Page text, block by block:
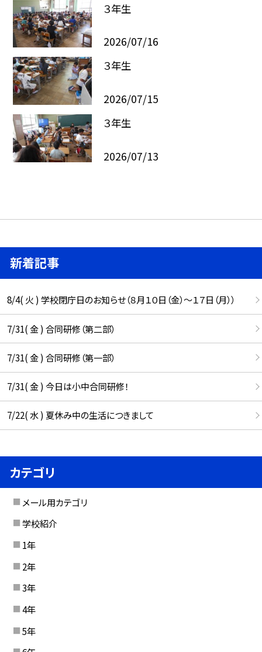
３年生
2026/07/16
３年生
2026/07/15
３年生
2026/07/13
新着記事
8/4( 火 ) 学校閉庁日のお知らせ（８月１０日（金）～１７日（月））
7/31( 金 ) 合同研修（第二部）
7/31( 金 ) 合同研修（第一部）
7/31( 金 ) 今日は小中合同研修！
7/22( 水 ) 夏休み中の生活につきまして
カテゴリ
メール用カテゴリ
学校紹介
1年
2年
3年
4年
5年